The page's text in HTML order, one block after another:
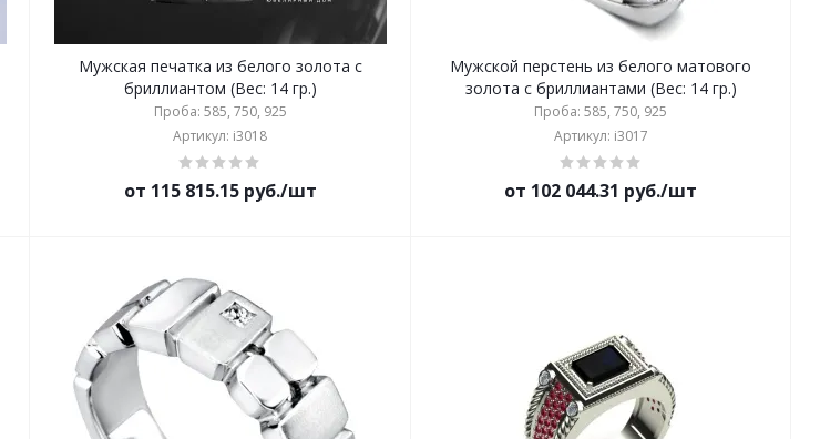
Мужская печатка из белого золота с
бриллиантом (Вес: 14 гр.)
Проба: 585, 750, 925
Артикул: i3018
от 115 815.15 руб./шт
Мужской перстень из белого матового
золота с бриллиантами (Вес: 14 гр.)
Проба: 585, 750, 925
Артикул: i3017
от 102 044.31 руб./шт